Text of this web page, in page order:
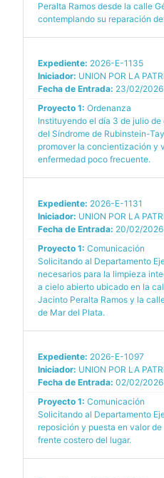
Peralta Ramos desde la calle
contemplando su reparación
Expediente: 2026-E-1135
Iniciador: UNION POR LA
Fecha de Entrada: 23/02/2026
Proyecto 1: Ordenanza
Instituyendo el día 3 de julio
del Síndrome de Rubinstein-
promover la concientización y
enfermedad poco frecuente.
Expediente: 2026-E-1131
Iniciador: UNION POR LA
Fecha de Entrada: 20/02/2026
Proyecto 1: Comunicación
Solicitando al Departamento
necesarios para la limpieza
a cielo abierto ubicado en la
Jacinto Peralta Ramos y la
de Mar del Plata.
Expediente: 2026-E-1097
Iniciador: UNION POR LA
Fecha de Entrada: 02/02/2026
Proyecto 1: Comunicación
Solicitando al Departamento
reposición y puesta en valor
frente costero del lugar.